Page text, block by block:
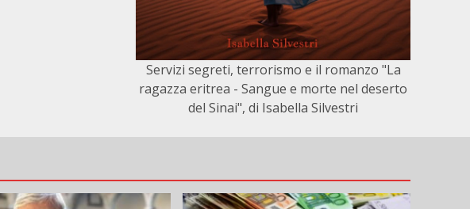
Servizi segreti, terrorismo e il romanzo "La
ragazza eritrea - Sangue e morte nel deserto
del Sinai", di Isabella Silvestri